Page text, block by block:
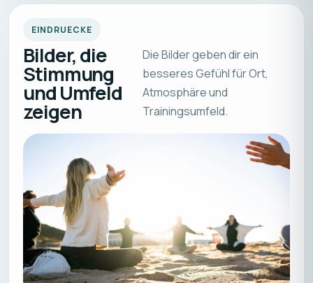
EINDRUECKE
Bilder, die
Stimmung
und Umfeld
zeigen
Die Bilder geben dir ein
besseres Gefühl für Ort,
Atmosphäre und
Trainingsumfeld.